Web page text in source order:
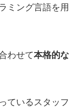
ミング言語を用
わせて本格的な
ているスタッフ